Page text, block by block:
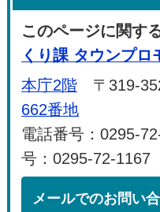
このページに関す
くり課 タウンプロ
本庁2階 〒319-
662番地
電話番号：0295-
号：0295-72-1167
メールでのお問い